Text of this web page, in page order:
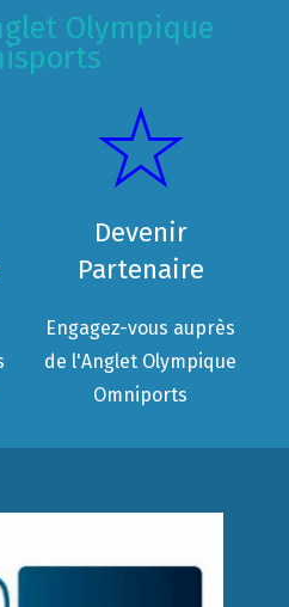
Olympique
Devenir
Partenaire
Engagez-vous auprès
de l'Anglet Olympique
Omniports